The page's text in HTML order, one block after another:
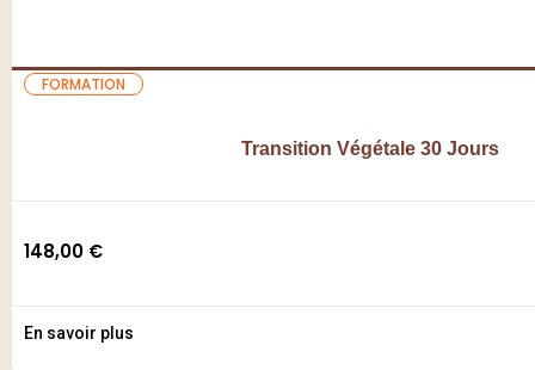
FORMATION
Transition Végétale 30 Jours
148,00 €
En savoir plus